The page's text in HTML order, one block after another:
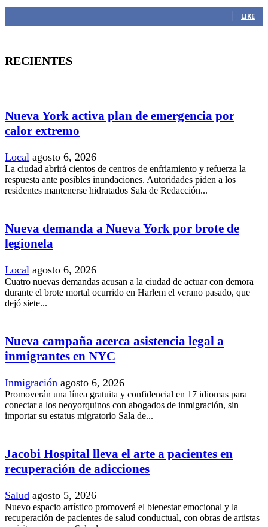
LIKE
RECIENTES
Nueva York activa plan de emergencia por
calor extremo
Local agosto 6, 2026
La ciudad abrirá cientos de centros de enfriamiento y refuerza la
respuesta ante posibles inundaciones. Autoridades piden a los
residentes mantenerse hidratados Sala de Redacción...
Nueva demanda a Nueva York por brote de
legionela
Local agosto 6, 2026
Cuatro nuevas demandas acusan a la ciudad de actuar con demora
durante el brote mortal ocurrido en Harlem el verano pasado, que
dejó siete...
Nueva campaña acerca asistencia legal a
inmigrantes en NYC
Inmigración agosto 6, 2026
Promoverán una línea gratuita y confidencial en 17 idiomas para
conectar a los neoyorquinos con abogados de inmigración, sin
importar su estatus migratorio Sala de...
Jacobi Hospital lleva el arte a pacientes en
recuperación de adicciones
Salud agosto 5, 2026
Nuevo espacio artístico promoverá el bienestar emocional y la
recuperación de pacientes de salud conductual, con obras de artistas